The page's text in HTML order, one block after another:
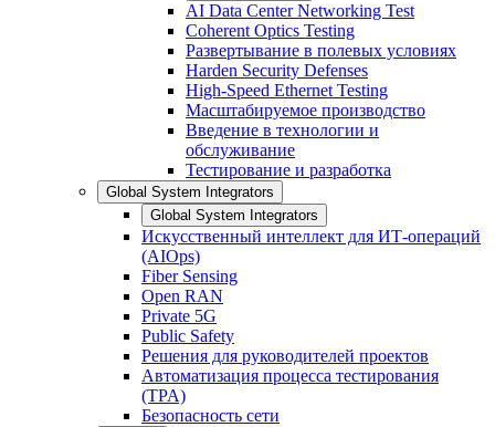
AI Data Center Networking Test
Coherent Optics Testing
Развертывание в полевых условиях
Harden Security Defenses
High-Speed Ethernet Testing
Масштабируемое производство
Введение в технологии и
обслуживание
Тестирование и разработка
Global System Integrators
Global System Integrators
Искусственный интеллект для ИТ-операций
(AIOps)
Fiber Sensing
Open RAN
Private 5G
Public Safety
Решения для руководителей проектов
Автоматизация процесса тестирования
(TPA)
Безопасность сети